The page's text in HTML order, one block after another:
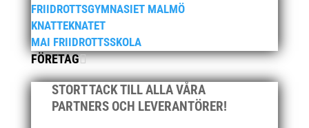
FRIIDROTTSGYMNASIET MALMÖ
KNATTEKNATET
MAI FRIIDROTTSSKOLA
FÖRETAG
STORT TACK TILL ALLA VÅRA
PARTNERS OCH LEVERANTÖRER!
april 2022
mars 2022
januari 2022
december 2021
november 2021